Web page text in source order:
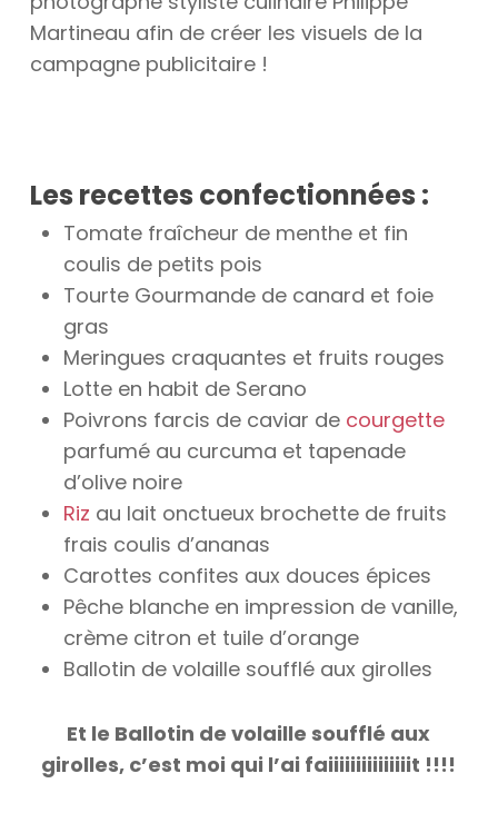
Martineau afin de créer les visuels de la
campagne publicitaire !
Les recettes confectionnées :
Tomate fraîcheur de menthe et fin
coulis de petits pois
Tourte Gourmande de canard et foie
gras
Meringues craquantes et fruits rouges
Lotte en habit de Serano
Poivrons farcis de caviar de courgette
parfumé au curcuma et tapenade
d’olive noire
Riz au lait onctueux brochette de fruits
frais coulis d’ananas
Carottes confites aux douces épices
Pêche blanche en impression de vanille,
crème citron et tuile d’orange
Ballotin de volaille soufflé aux girolles
Et le Ballotin de volaille soufflé aux
girolles, c’est moi qui l’ai faiiiiiiiiiiiiiiit !!!!